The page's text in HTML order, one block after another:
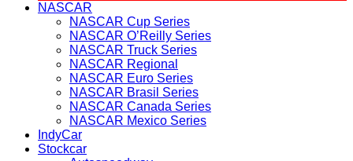
NASCAR
NASCAR Cup Series
NASCAR O’Reilly Series
NASCAR Truck Series
NASCAR Regional
NASCAR Euro Series
NASCAR Brasil Series
NASCAR Canada Series
NASCAR Mexico Series
IndyCar
Stockcar